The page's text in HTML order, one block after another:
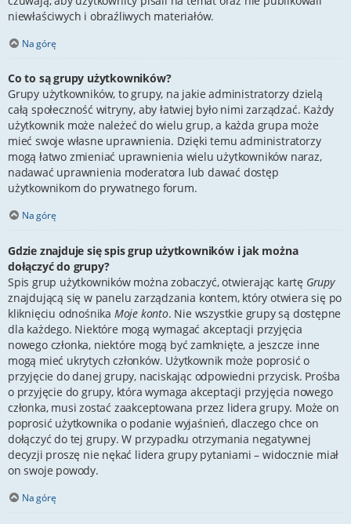
niewłaściwych i obraźliwych materiałów.
Na górę
Co to są grupy użytkowników?
Grupy użytkowników, to grupy, na jakie administratorzy dzielą
całą społeczność witryny, aby łatwiej było nimi zarządzać. Każdy
użytkownik może należeć do wielu grup, a każda grupa może
mieć swoje własne uprawnienia. Dzięki temu administratorzy
mogą łatwo zmieniać uprawnienia wielu użytkowników naraz,
nadawać uprawnienia moderatora lub dawać dostęp
użytkownikom do prywatnego forum.
Na górę
Gdzie znajduje się spis grup użytkowników i jak można
dołączyć do grupy?
Spis grup użytkowników można zobaczyć, otwierając kartę Grupy
znajdującą się w panelu zarządzania kontem, który otwiera się po
kliknięciu odnośnika Moje konto. Nie wszystkie grupy są dostępne
dla każdego. Niektóre mogą wymagać akceptacji przyjęcia
nowego członka, niektóre mogą być zamknięte, a jeszcze inne
mogą mieć ukrytych członków. Użytkownik może poprosić o
przyjęcie do danej grupy, naciskając odpowiedni przycisk. Prośba
o przyjęcie do grupy, która wymaga akceptacji przyjęcia nowego
członka, musi zostać zaakceptowana przez lidera grupy. Może on
poprosić użytkownika o podanie wyjaśnień, dlaczego chce on
dołączyć do tej grupy. W przypadku otrzymania negatywnej
decyzji proszę nie nękać lidera grupy pytaniami – widocznie miał
on swoje powody.
Na górę